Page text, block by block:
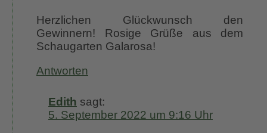
Herzlichen Glückwunsch den
Gewinnern! Rosige Grüße aus dem
Schaugarten Galarosa!
Antworten
Edith sagt:
5. September 2022 um 9:16 Uhr